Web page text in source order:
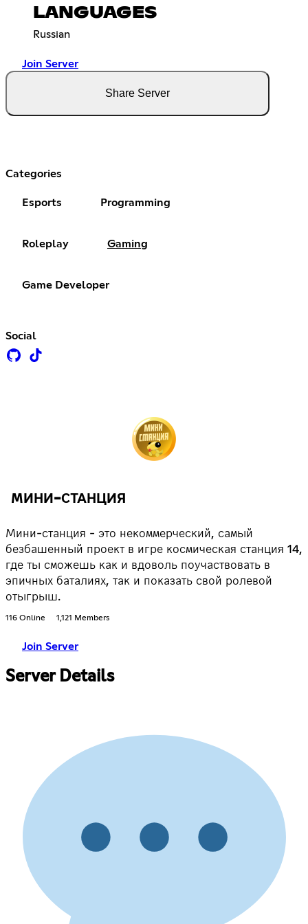
LANGUAGES
Russian
Join Server
Share Server
Categories
Esports Programming
Roleplay Gaming
Game Developer
Social
МИНИ-СТАНЦИЯ
Мини-станция - это некоммерческий, самый
безбашенный проект в игре космическая станция 14,
где ты сможешь как и вдоволь поучаствовать в
эпичных баталиях, так и показать свой ролевой
отыгрыш.
116 Online 1,121 Members
Join Server
Server Details